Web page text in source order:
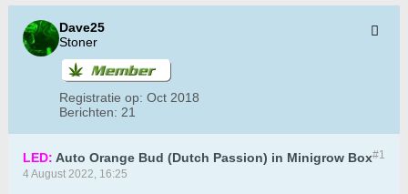
Dave25
Stoner
Registratie op: Oct 2018
Berichten: 21
#1
LED: Auto Orange Bud (Dutch Passion) in Minigrow Box
4 August 2022, 16:25